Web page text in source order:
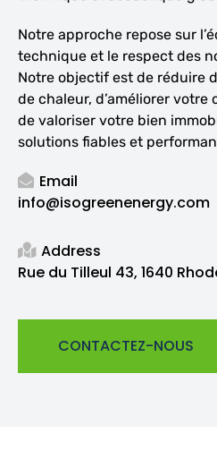
Notre approche repose sur
technique et le respect des
Notre objectif est de réduire
de chaleur, d’améliorer
de valoriser votre bien
solutions fiables et
Email
info@isogreenenergy.com
Address
Rue du Tilleul 43, 1640
CONTACTEZ-NOUS